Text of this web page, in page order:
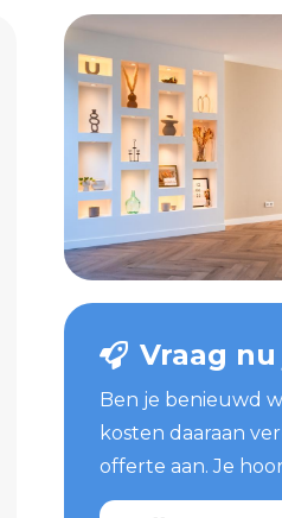
Vraag
Ben je benieuwd
kosten daaraan
offerte aan. Je